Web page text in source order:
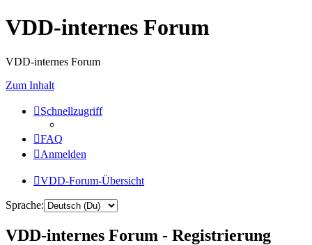
VDD-internes Forum
VDD-internes Forum
Zum Inhalt
Schnellzugriff
FAQ
Anmelden
VDD-Forum-Übersicht
Sprache:
VDD-internes Forum - Registrierung